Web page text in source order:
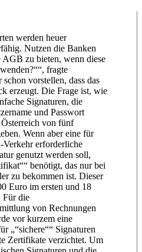
werden heuer
Nutzen die Banken
AGB zu bieten, wenn diese
fragte
vorstellen, dass das
erzeugt. Die Frage ist, wie
Signaturen, die
und Passwort
von fünf
Wenn aber eine für
Verkehr erforderliche
genutzt werden soll,
benötigt, das nur bei
zu bekommen ist. Dieser
Euro im ersten und 18
Für die
von Rechnungen
vor kurzem eine
„“sichere““ Signaturen
Zertifikate verzichtet. Um